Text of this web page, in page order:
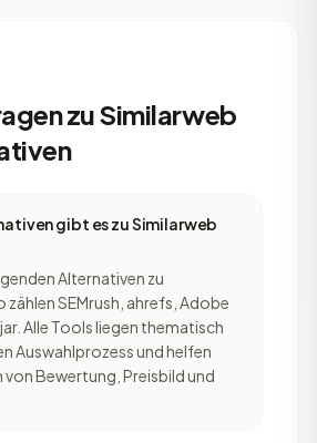
zu Similarweb
gibt es zu Similarweb
Alternativen zu
zählen SEMrush, ahrefs, Adobe
Alle Tools liegen thematisch
Auswahlprozess und helfen
von Bewertung, Preisbild und